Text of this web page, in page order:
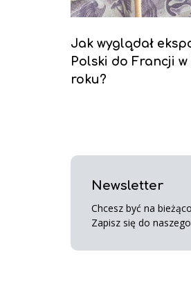
Jak wyglądał
Polski do Francji w
roku?
Newsletter
Chcesz być na
Zapisz się do